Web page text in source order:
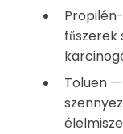
fűszerek
Toluen